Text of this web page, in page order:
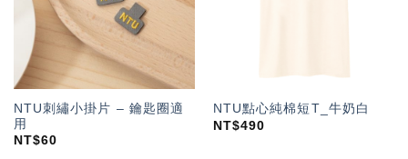
NTU刺繡小掛片 – 鑰匙圈適
用
NT$60
NTU點心純棉短T_牛奶白
NT$490